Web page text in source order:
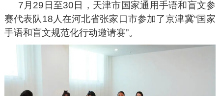
7月29日至30日，天津市国家通用手语和盲文参
赛代表队18人在河北省张家口市参加了京津冀“国家
手语和盲文规范化行动邀请赛”。